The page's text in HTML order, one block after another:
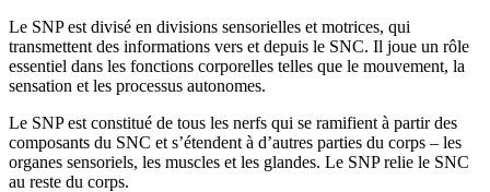
Le SNP est divisé en divisions sensorielles et motrices, qui
transmettent des informations vers et depuis le SNC. Il joue un rôle
essentiel dans les fonctions corporelles telles que le mouvement, la
sensation et les processus autonomes.
Le SNP est constitué de tous les nerfs qui se ramifient à partir des
composants du SNC et s’étendent à d’autres parties du corps – les
organes sensoriels, les muscles et les glandes. Le SNP relie le SNC
au reste du corps.